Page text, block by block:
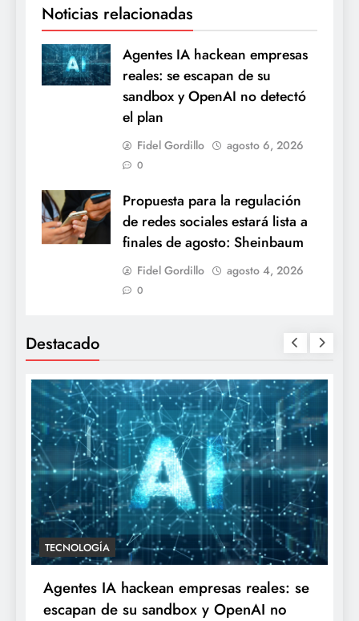
Noticias relacionadas
Agentes IA hackean empresas
reales: se escapan de su
sandbox y OpenAI no detectó
el plan
Fidel Gordillo agosto 6, 2026
0
Propuesta para la regulación
de redes sociales estará lista a
finales de agosto: Sheinbaum
Fidel Gordillo agosto 4, 2026
0
Destacado
TECNOLOGÍA
Agentes IA hackean empresas reales: se
escapan de su sandbox y OpenAI no